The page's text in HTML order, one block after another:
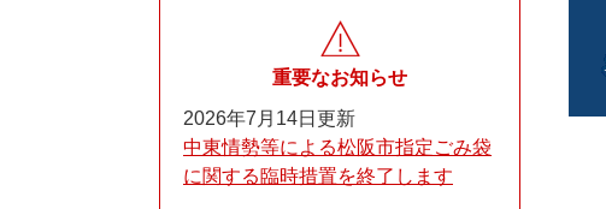
重要なお知らせ
2026年7月14日更新
中東情勢等による松阪市指定ごみ袋
に関する臨時措置を終了します